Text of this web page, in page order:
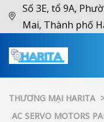
Số 3E, tổ 9A,
Mai, Thành phố
THƯƠNG MẠI HARITA
AC SERVO MOTORS